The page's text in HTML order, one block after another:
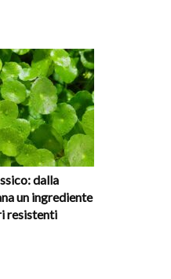
dalla
un ingrediente
resistenti